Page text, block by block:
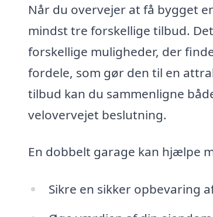
Når du overvejer at få bygget
mindst tre forskellige tilbud.
forskellige muligheder, der
fordele, som gør den til en
tilbud kan du sammenligne
velovervejet beslutning.
En dobbelt garage kan hjælpe
Sikre en sikker opbevaring